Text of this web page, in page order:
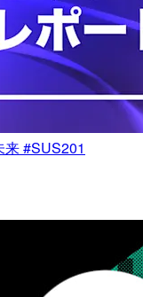
来 #SUS201